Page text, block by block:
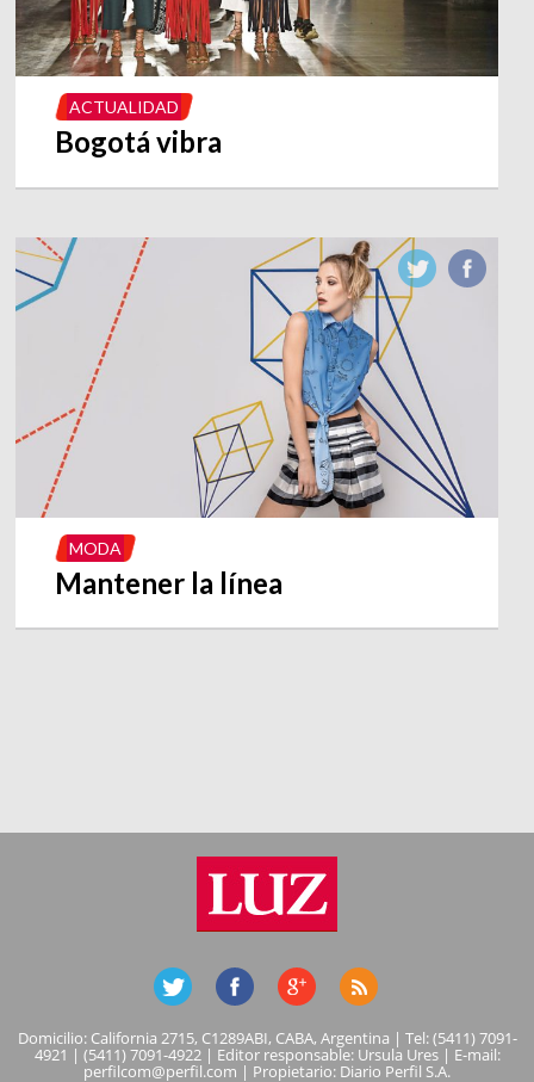
ACTUALIDAD
Bogotá vibra
MODA
Mantener la línea
Domicilio: California 2715, C1289ABI, CABA, Argentina | Tel: (5411) 7091-
4921 | (5411) 7091-4922 | Editor responsable: Ursula Ures | E-mail:
perfilcom@perfil.com | Propietario: Diario Perfil S.A.